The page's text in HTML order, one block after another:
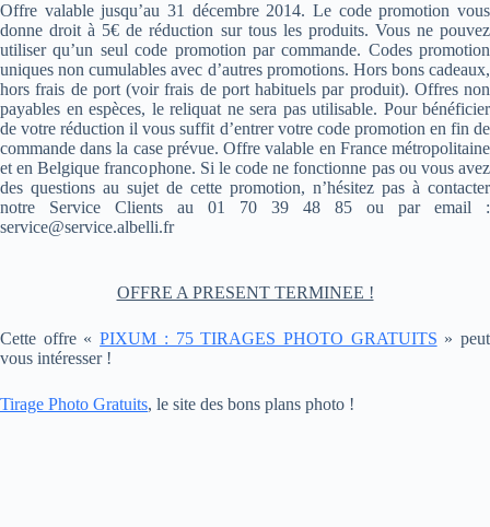
Offre valable jusqu’au 31 décembre 2014. Le code promotion vous
donne droit à 5€ de réduction sur tous les produits. Vous ne pouvez
utiliser qu’un seul code promotion par commande. Codes promotion
uniques non cumulables avec d’autres promotions. Hors bons cadeaux,
hors frais de port (voir frais de port habituels par produit). Offres non
payables en espèces, le reliquat ne sera pas utilisable. Pour bénéficier
de votre réduction il vous suffit d’entrer votre code promotion en fin de
commande dans la case prévue. Offre valable en France métropolitaine
et en Belgique francophone. Si le code ne fonctionne pas ou vous avez
des questions au sujet de cette promotion, n’hésitez pas à contacter
notre Service Clients au 01 70 39 48 85 ou par email :
service@service.albelli.fr
OFFRE A PRESENT TERMINEE !
Cette offre «PIXUM : 75 TIRAGES PHOTO GRATUITS » peut
vous intéresser !
Tirage Photo Gratuits, le site des bons plans photo !